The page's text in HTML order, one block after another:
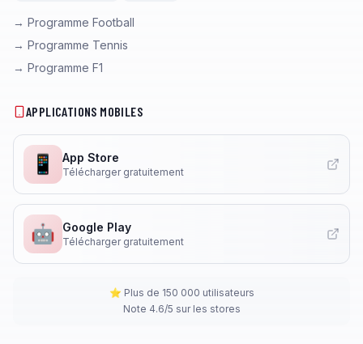
→ Programme Football
→ Programme Tennis
→ Programme F1
APPLICATIONS MOBILES
📱 App Store
Télécharger gratuitement
🤖 Google Play
Télécharger gratuitement
⭐ Plus de 150 000 utilisateurs
Note 4.6/5 sur les stores